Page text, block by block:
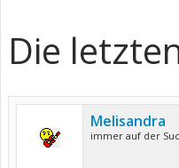
Die
Melisandra
immer auf der